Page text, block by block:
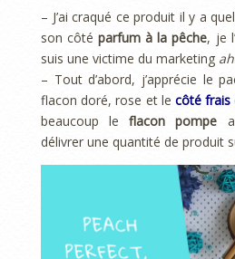
– J’ai craqué ce produit il y a
son côtéparfum à la pêche, je
suis une victime du marketing
– Tout d’abord, j’apprécie le
flacon doré, rose et le côté frais
beaucoup leflacon pompe
délivrer une quantité de produit